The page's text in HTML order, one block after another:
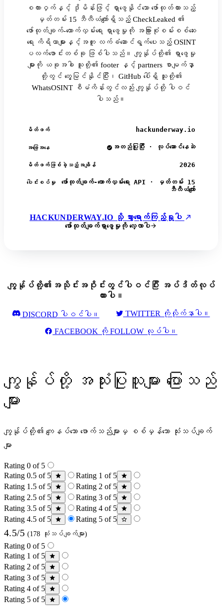
စကားဝှက်နှင့် ဒိုမိန်းဖြင့် ရှာဖွေနိုင်သော ဖော်ထုတ်ထားသည့်
မှတ်တမ်း 15 ဘီလီယံကျော်ရှိသည့် CheckLeaked ၏
ဖော်ထုတ်ချက်-ထောက်လှမ်းရေး ရှာဖွေမှုကို အခြားစုံစမ်းစစ်ဆေး
ရေး ကိရိယာများနှင့်အတူ လက်ခံဆောင်ရွက်ပေးသည့် OSINT
ပလက်ဖောင်းတစ်ခု ဖြစ်ပါသည်။ ကျွန်ုပ်တို့၏ ရှာဖွေမှု
များကို ယခုအခါ သူတို့၏ footer နှင့် partners စာမျက်နှာ
တို့တွင် တွေ့မြင်နိုင်ပြီး၊ GitHub ပေါ်ရှိ သူတို့၏
WhatsOSINT စီမံကိန်းတွင်လည်း ကျွန်ုပ်တို့ ပါဝင်
ပါသည်။
မိတ်ဖက် hackunderway.io
အခြေအနေ အတည်ပြုပြီး · လုပ်ဆောင်နေဆဲ
မိတ်ဖက်ဖြစ်ခဲ့သည့်အချိန် 2026
ပေါင်းစပ်မှု
ဖော်ထုတ်ချက်-ထောက်လှမ်းရေး API · မှတ်တမ်း 15
ဘီလီယံကျော်
HACKUNDERWAY.IO သို့ သွားရောက်ကြည့်ရှုပါ
ဖော်ထုတ်ချက်ရှာဖွေမှုကို လေ့လာပါ
ကျွန်ုပ်တို့၏အသိုင်းအဝိုင်းတွင်ပါဝင်ပြီး အပ်ဒိတ်လုပ်
ထားပါ။
DISCORD ပါဝင်ပါ။ TWITTER ကိုလိုက်နာပါ။
FACEBOOK ကို FOLLOW လုပ်ပါ။
ကျွန်ုပ်တို့ အသုံးပြုသူများ ပြောသည်
များ
ကျွန်ုပ်တို့၏ ကျေနပ်သော ဖောက်သည်များမှ စစ်မှန်သော သုံးသပ်ချက်
များ
Rating 0 of 5
Rating 0.5 of 5
Rating 1 of 5
Rating 1.5 of 5
Rating 2 of 5
Rating 2.5 of 5
Rating 3 of 5
Rating 3.5 of 5
Rating 4 of 5
Rating 4.5 of 5
Rating 5 of 5
4.5/5 (178 သုံးသပ်ချက်များ)
Rating 0 of 5
Rating 1 of 5
Rating 2 of 5
Rating 3 of 5
Rating 4 of 5
Rating 5 of 5